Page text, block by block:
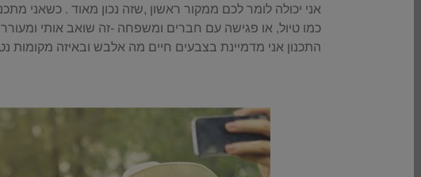
אני יכולה לומר לכם ממקור ראשון ,שזה נכון מאוד . כשאני
כמו טיול, או פגישה עם חברים ומשפחה -זה שואב אותי
התכנון אני מדמיינת בצבעים חיים מה אלבש ובאיזה מקומות